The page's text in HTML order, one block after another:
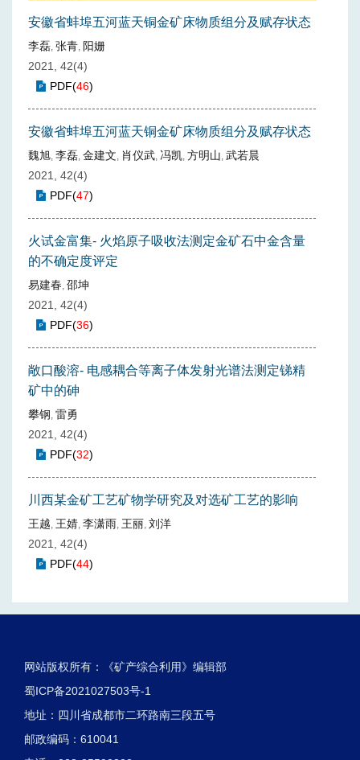
安徽省蚌埠五河蓝天铜金矿床物质组分及赋存状态
李磊, 张青, 阳姗
2021, 42(4)
PDF(46)
安徽省蚌埠五河蓝天铜金矿床物质组分及赋存状态
魏旭, 李磊, 金建文, 肖仪武, 冯凯, 方明山, 武若晨
2021, 42(4)
PDF(47)
火试金富集- 火焰原子吸收法测定金矿石中金含量
的不确定度评定
易建春, 邵坤
2021, 42(4)
PDF(36)
敞口酸溶- 电感耦合等离子体发射光谱法测定锑精
矿中的砷
攀钢, 雷勇
2021, 42(4)
PDF(32)
川西某金矿工艺矿物学研究及对选矿工艺的影响
王越, 王婧, 李潇雨, 王丽, 刘洋
2021, 42(4)
PDF(44)
网站版权所有：《矿产综合利用》编辑部
蜀ICP备2021027503号-1
地址：四川省成都市二环路南三段五号
邮政编码：610041